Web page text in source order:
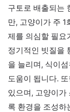
구토로 배출되는
만, 고양이가 주 1
제를 의심할 필요
정기적인 빗질을
을 늘리며, 식이
도움이 됩니다.
있으며, 고양이가
록 환경을 조성하